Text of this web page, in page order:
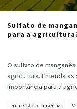
Sulfato de
para a
O sulfato de
agricultura. Entenda
importância para a
NUTRIÇÃO DE PLANTAS